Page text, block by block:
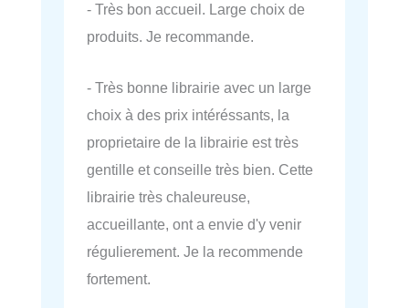
- Très bon accueil. Large choix de
produits. Je recommande.
- Très bonne librairie avec un large
choix à des prix intéréssants, la
proprietaire de la librairie est très
gentille et conseille très bien. Cette
librairie très chaleureuse,
accueillante, ont a envie d'y venir
régulierement. Je la recommende
fortement.